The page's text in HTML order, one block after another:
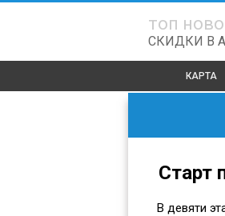
топ
СКИДКИ В
КАРТА
Старт
В девяти